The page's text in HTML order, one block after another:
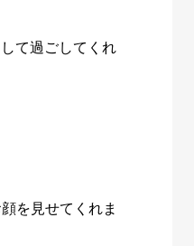
て過ごしてくれ
を見せてくれま